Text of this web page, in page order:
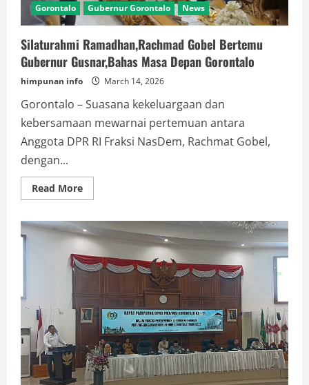
Gorontalo Gubernur Gorontalo News
Silaturahmi Ramadhan,Rachmad Gobel Bertemu
Gubernur Gusnar,Bahas Masa Depan Gorontalo
himpunan info March 14, 2026
Gorontalo – Suasana kekeluargaan dan
kebersamaan mewarnai pertemuan antara
Anggota DPR RI Fraksi NasDem, Rachmat Gobel,
dengan...
Read MoreRead
more
Ramadhan,Rachmad
Gobel
Bertemu
Gubernur
Gusnar,Bahas
Masa
Gorontalo